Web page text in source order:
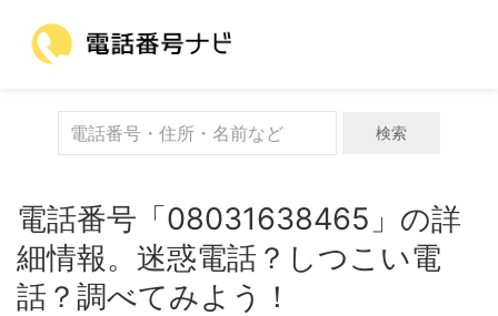
検索
電話番号「08031638465」の詳
細情報。迷惑電話？しつこい電
話？調べてみよう！